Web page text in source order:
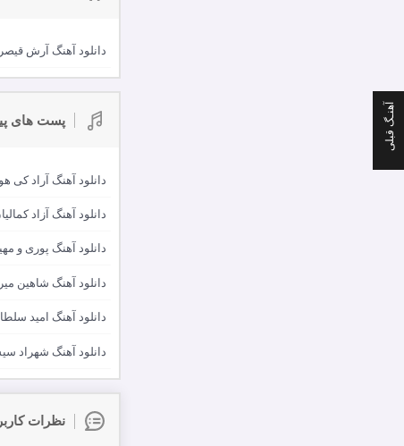
دانلود آهنگ آرش
پست های
دانلود آهنگ آراد کی
دانلود آهنگ آزاد
دانلود آهنگ پوری و
دانلود آهنگ شاهین
دانلود آهنگ امید
دانلود آهنگ شهراد
نظرات
آهنـگ قبلی